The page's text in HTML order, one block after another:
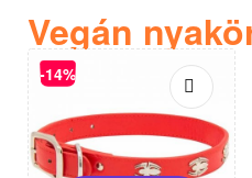
Vegán
-14%